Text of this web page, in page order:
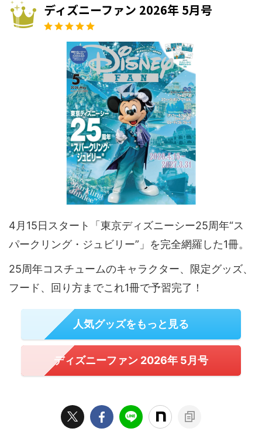
ディズニーファン 2026年 5月号
4月15日スタート「東京ディズニーシー25周年“ス
パークリング・ジュビリー”」を完全網羅した1冊。
25周年コスチュームのキャラクター、限定グッズ、
フード、回り方までこれ1冊で予習完了！
人気グッズをもっと見る
ディズニーファン 2026年 5月号